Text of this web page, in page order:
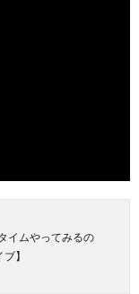
イムやってみるの
】